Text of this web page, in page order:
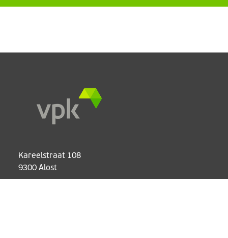
Kareelstraat 108
9300 Alost